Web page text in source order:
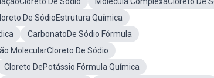
De SódioEstrutura Química
CarbonatoDe Sódio Fórmula
MolecularCloreto De Sódio
Cloreto DePotássio Fórmula Química